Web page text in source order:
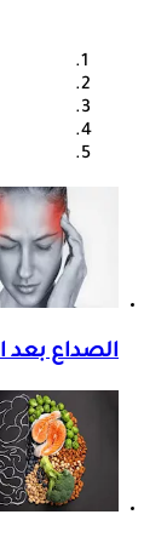
الصداع بعد